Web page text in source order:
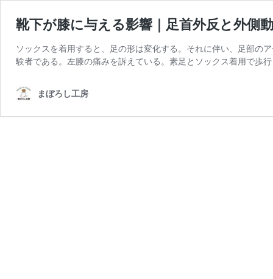
靴下が膝に与える影響｜足首外反と外側
ソックスを着用すると、足の形は変化する。それに伴い、足部の
験者である。左膝の痛みを訴えている。素足とソックス着用で歩
まぼろし工房